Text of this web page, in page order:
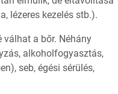
lézeres kezelés stb.).
a bőr. Néhány
alkoholfogyasztás,
seb, égési sérülés,